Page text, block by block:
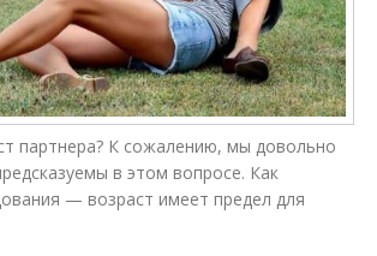
партнера? К сожалению, мы довольно
в этом вопросе. Как
— возраст имеет предел для